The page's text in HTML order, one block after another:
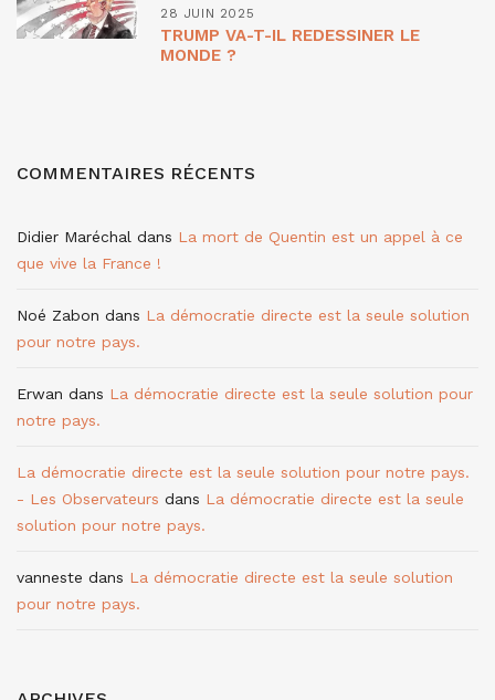
28 JUIN 2025
TRUMP VA-T-IL REDESSINER LE
MONDE ?
COMMENTAIRES RÉCENTS
Didier Maréchal dans La mort de Quentin est un appel à ce
que vive la France !
Noé Zabon dans La démocratie directe est la seule solution
pour notre pays.
Erwan dans La démocratie directe est la seule solution pour
notre pays.
La démocratie directe est la seule solution pour notre pays.
- Les Observateurs dans La démocratie directe est la seule
solution pour notre pays.
vanneste dans La démocratie directe est la seule solution
pour notre pays.